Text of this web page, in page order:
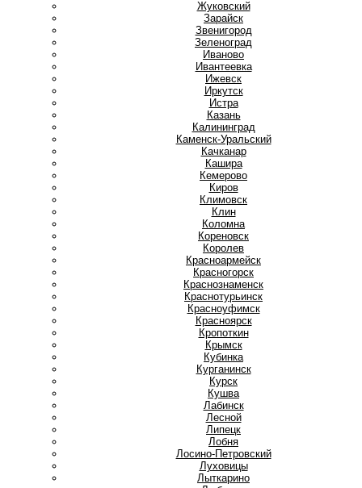
Жуковский
Зарайск
Звенигород
Зеленоград
Иваново
Ивантеевка
Ижевск
Иркутск
Истра
Казань
Калининград
Каменск-Уральский
Качканар
Кашира
Кемерово
Киров
Климовск
Клин
Коломна
Кореновск
Королев
Красноармейск
Красногорск
Краснознаменск
Краснотурьинск
Красноуфимск
Красноярск
Кропоткин
Крымск
Кубинка
Курганинск
Курск
Кушва
Лабинск
Лесной
Липецк
Лобня
Лосино-Петровский
Луховицы
Лыткарино